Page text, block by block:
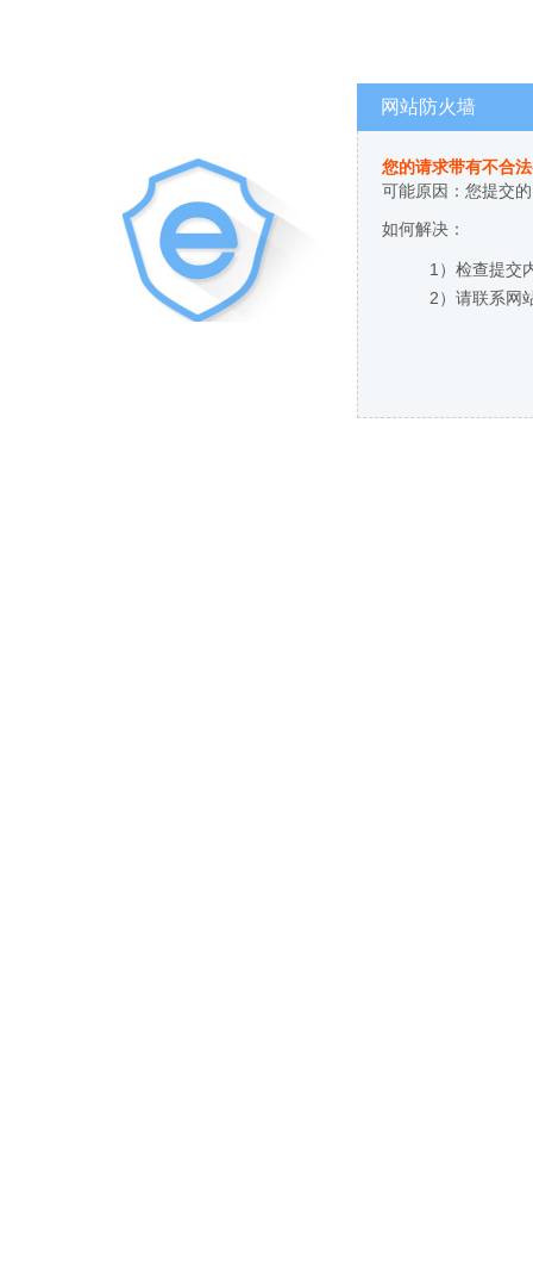
网站防火墙
您的请求带有不合
可能原因：您提交
如何解决：
1）检查提交
2）请联系网